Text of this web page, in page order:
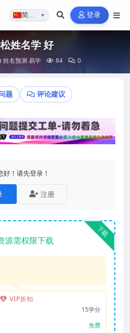
简体…▼ 登录
姓名学 好
姓名预测 易学 84 0
题 评论建议
好！请先登录！
注册
下载
源需权限下载
VIP折扣
15学分
免费